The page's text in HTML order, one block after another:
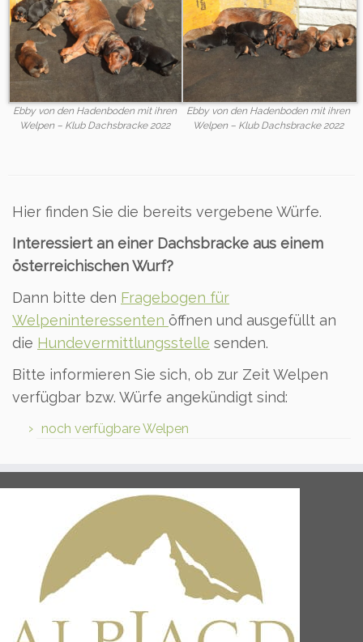
Ebby von den Hadenboden mit ihren
Welpen – Klub Dachsbracke 2022
Ebby von den Hadenboden mit ihren
Welpen – Klub Dachsbracke 2022
Hier finden Sie die bereits vergebene Würfe.
Interessiert an einer Dachsbracke aus einem
österreichischen Wurf?
Dann bitte den Fragebogen für
Welpeninteressenten öffnen und ausgefüllt an
die Hundevermittlungsstelle senden.
Bitte informieren Sie sich, ob zur Zeit Welpen
verfügbar bzw. Würfe angekündigt sind:
noch verfügbare Welpen